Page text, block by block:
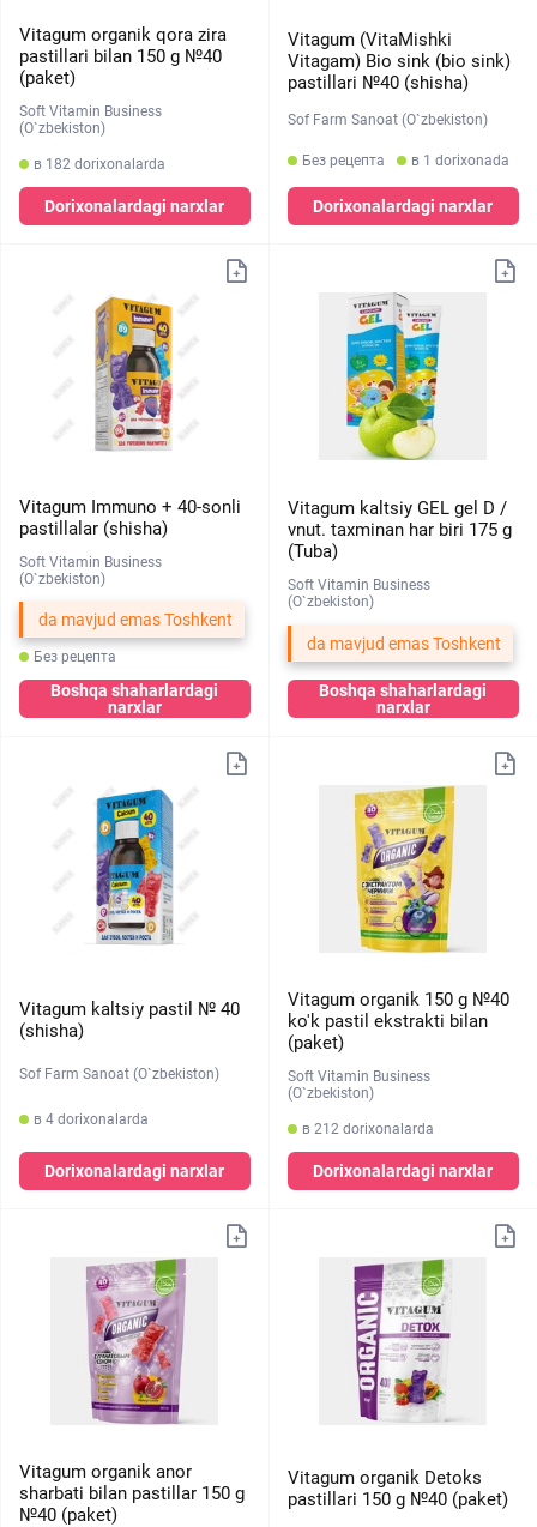
Vitagum organik qora zira
pastillari bilan 150 g №40
(paket)
Soft Vitamin Business
(O`zbekiston)
в 182 dorixonalarda
Dorixonalardagi narxlar
Vitagum (VitaMishki
Vitagam) Bio sink (bio sink)
pastillari №40 (shisha)
Sof Farm Sanoat (O`zbekiston)
Без рецепта в 1 dorixonada
Dorixonalardagi narxlar
Vitagum Immuno + 40-sonli
pastillalar (shisha)
Soft Vitamin Business
(O`zbekiston)
da mavjud emas Toshkent
Без рецепта
Boshqa shaharlardagi
narxlar
Vitagum kaltsiy GEL gel D /
vnut. taxminan har biri 175 g
(Tuba)
Soft Vitamin Business
(O`zbekiston)
da mavjud emas Toshkent
Boshqa shaharlardagi
narxlar
Vitagum kaltsiy pastil № 40
(shisha)
Sof Farm Sanoat (O`zbekiston)
в 4 dorixonalarda
Dorixonalardagi narxlar
Vitagum organik 150 g №40
ko'k pastil ekstrakti bilan
(paket)
Soft Vitamin Business
(O`zbekiston)
в 212 dorixonalarda
Dorixonalardagi narxlar
Vitagum organik anor
sharbati bilan pastillar 150 g
№40 (paket)
Vitagum organik Detoks
pastillari 150 g №40 (paket)